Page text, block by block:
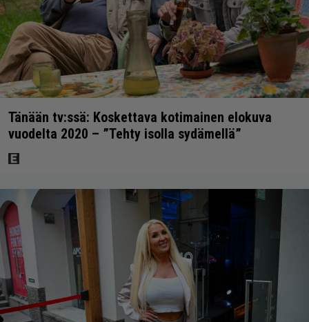
Tänään tv:ssä: Koskettava kotimainen elokuva
vuodelta 2020 – ”Tehty isolla sydämellä”